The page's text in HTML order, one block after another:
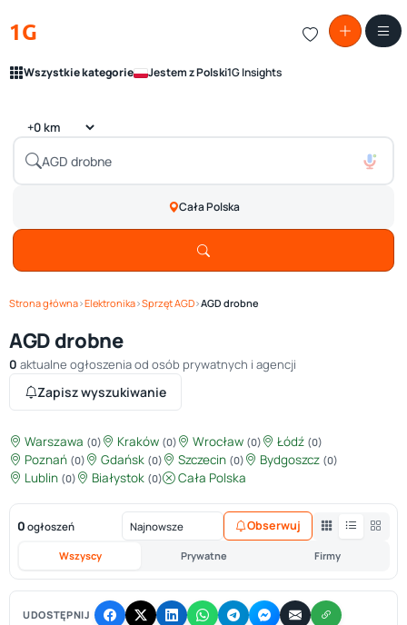
1G
Wszystkie kategorie Jestem z Polski1G Insights
Cała Polska
Strona główna›Elektronika›Sprzęt AGD›AGD drobne
AGD drobne
0 aktualne ogłoszenia od osób prywatnych i agencji
Zapisz wyszukiwanie
Warszawa (0) Kraków (0) Wrocław (0) Łódź (0)
Poznań (0) Gdańsk (0) Szczecin (0) Bydgoszcz (0)
Lublin (0) Białystok (0) Cała Polska
0 ogłoszeń
Wszyscy Prywatne Firmy
Obserwuj
UDOSTĘPNIJ